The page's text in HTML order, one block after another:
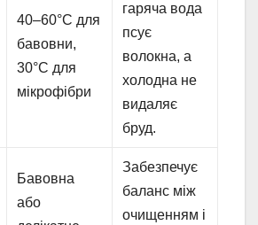
40–60°C для
бавовни,
30°C для
мікрофібри
гаряча вода
псує
волокна, а
холодна не
видаляє
бруд.
Бавовна
або
Забезпечує
баланс між
очищенням і